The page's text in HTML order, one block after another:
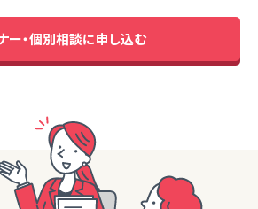
ー・個別相談に申し込む